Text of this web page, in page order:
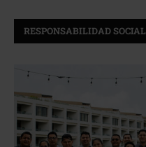
RESPONSABILIDAD SOCIAL